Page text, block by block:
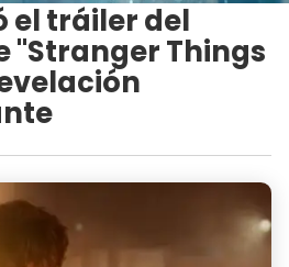
el tráiler del
"Stranger Things